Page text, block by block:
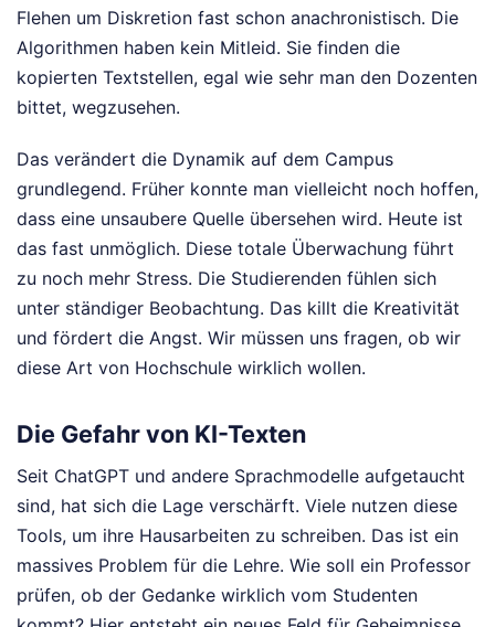
Flehen um Diskretion fast schon anachronistisch. Die
Algorithmen haben kein Mitleid. Sie finden die
kopierten Textstellen, egal wie sehr man den Dozenten
bittet, wegzusehen.
Das verändert die Dynamik auf dem Campus
grundlegend. Früher konnte man vielleicht noch hoffen,
dass eine unsaubere Quelle übersehen wird. Heute ist
das fast unmöglich. Diese totale Überwachung führt
zu noch mehr Stress. Die Studierenden fühlen sich
unter ständiger Beobachtung. Das killt die Kreativität
und fördert die Angst. Wir müssen uns fragen, ob wir
diese Art von Hochschule wirklich wollen.
Die Gefahr von KI-Texten
Seit ChatGPT und andere Sprachmodelle aufgetaucht
sind, hat sich die Lage verschärft. Viele nutzen diese
Tools, um ihre Hausarbeiten zu schreiben. Das ist ein
massives Problem für die Lehre. Wie soll ein Professor
prüfen, ob der Gedanke wirklich vom Studenten